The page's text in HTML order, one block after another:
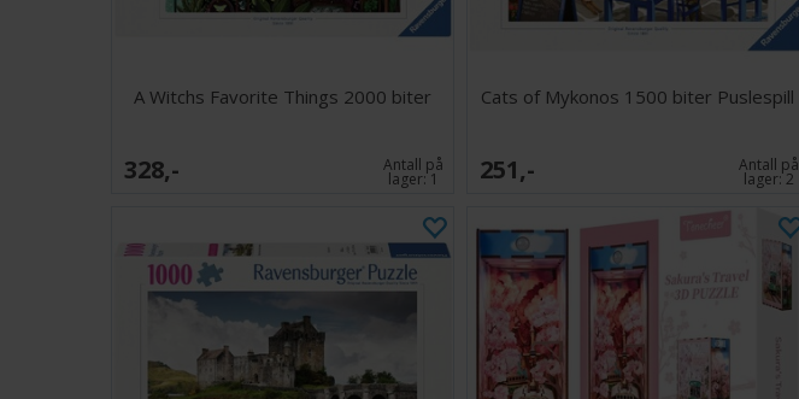
A Witchs Favorite Things 2000 biter
328,- Antall på
lager:1
Cats of Mykonos 1500 biter Puslespill
251,- Antall på
lager:2